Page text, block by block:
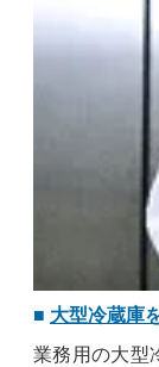
大型冷蔵庫
業務用の大型